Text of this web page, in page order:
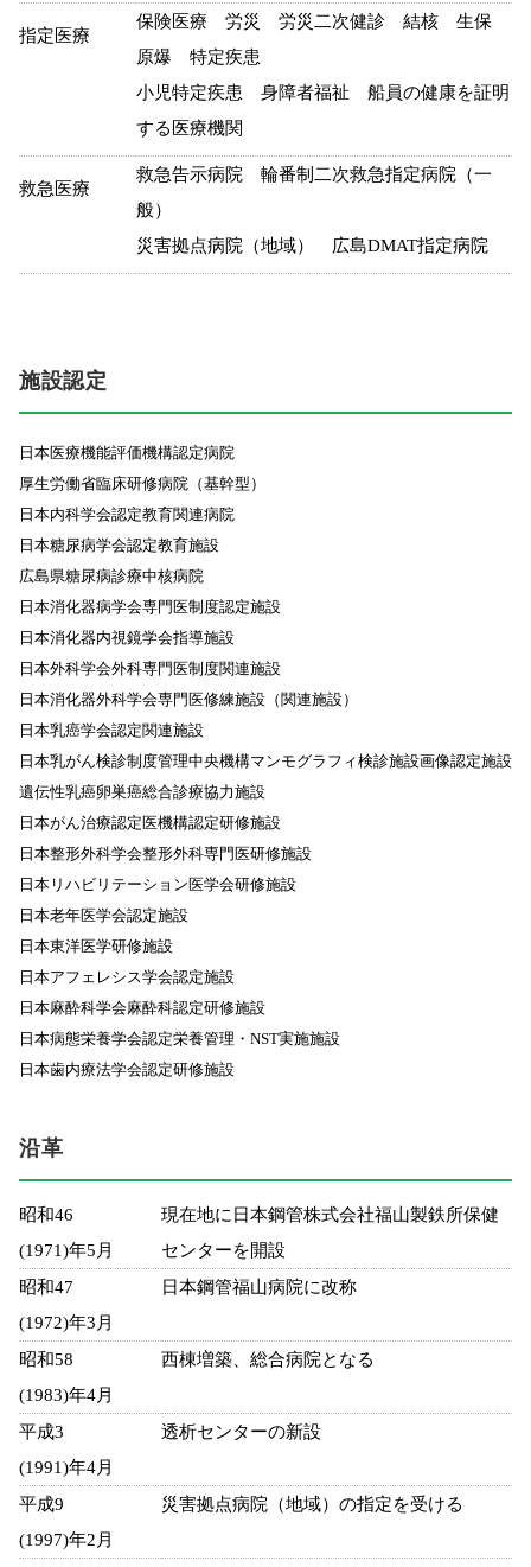
指定医療
保険医療 労災 労災二次健診 結核 生保
原爆 特定疾患
小児特定疾患 身障者福祉 船員の健康を証明
する医療機関
救急医療
救急告示病院 輪番制二次救急指定病院（一
般）
災害拠点病院（地域） 広島DMAT指定病院
施設認定
日本医療機能評価機構認定病院
厚生労働省臨床研修病院（基幹型）
日本内科学会認定教育関連病院
日本糖尿病学会認定教育施設
広島県糖尿病診療中核病院
日本消化器病学会専門医制度認定施設
日本消化器内視鏡学会指導施設
日本外科学会外科専門医制度関連施設
日本消化器外科学会専門医修練施設（関連施設）
日本乳癌学会認定関連施設
日本乳がん検診制度管理中央機構マンモグラフィ検診施設画像認定施設
遺伝性乳癌卵巣癌総合診療協力施設
日本がん治療認定医機構認定研修施設
日本整形外科学会整形外科専門医研修施設
日本リハビリテーション医学会研修施設
日本老年医学会認定施設
日本東洋医学研修施設
日本アフェレシス学会認定施設
日本麻酔科学会麻酔科認定研修施設
日本病態栄養学会認定栄養管理・NST実施施設
日本歯内療法学会認定研修施設
沿革
昭和46
(1971)年5月
現在地に日本鋼管株式会社福山製鉄所保健
センターを開設
昭和47
(1972)年3月
日本鋼管福山病院に改称
昭和58
(1983)年4月
西棟増築、総合病院となる
平成3
(1991)年4月
透析センターの新設
平成9
(1997)年2月
災害拠点病院（地域）の指定を受ける